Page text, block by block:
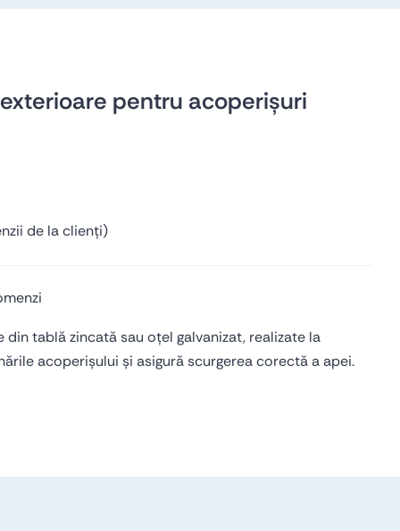
Produse industriale
Profile personalizate
Profile de tinichigerie
pentru acoperișuri
de la clienți)
tablă zincată sau oțel galvanizat, realizate la
acoperișului și asigură scurgerea corectă a apei.